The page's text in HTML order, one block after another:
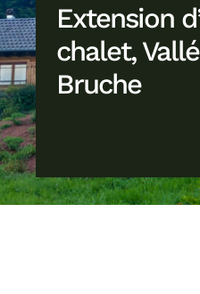
Réalisations
Contact
Extension
chalet,
Bruche